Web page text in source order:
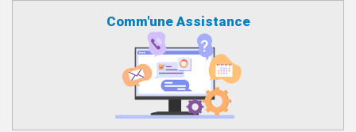
Comm'une Assistance